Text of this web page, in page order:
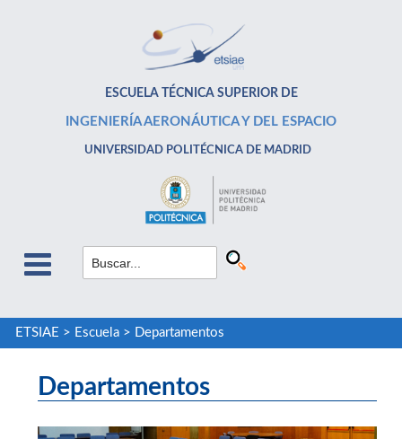
ESCUELA TÉCNICA SUPERIOR DE
INGENIERÍA AERONÁUTICA Y DEL ESPACIO
UNIVERSIDAD POLITÉCNICA DE MADRID
ETSIAE > Escuela> Departamentos
Departamentos